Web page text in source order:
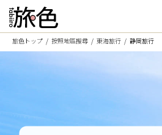
旅色トップ
按照地區搜尋 東海旅行 静岡旅行